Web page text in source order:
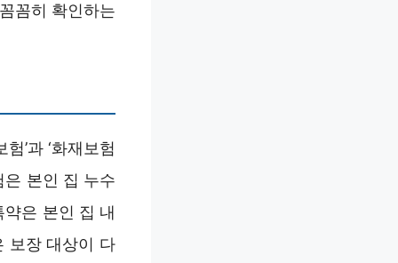
꼼히 확인하는
’과 ‘화재보험
은 본인 집 누수
은 본인 집 내
보장 대상이 다